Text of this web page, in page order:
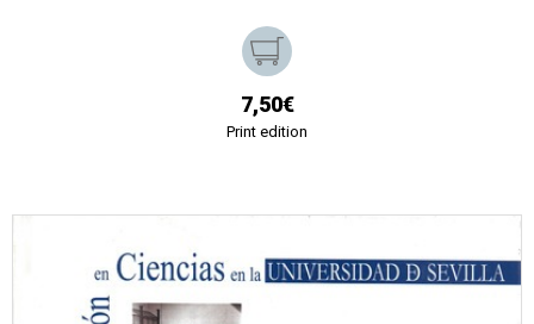
7,50€
Print edition